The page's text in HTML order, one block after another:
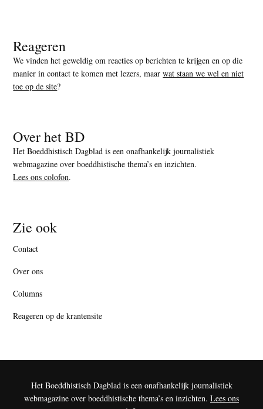
Reageren
We vinden het geweldig om reacties op berichten te krijgen en op die
manier in contact te komen met lezers, maarwat staan we wel en niet
toe op de site?
Over het BD
Het Boeddhistisch Dagblad is een onafhankelijk journalistiek
webmagazine over boeddhistische thema’s en inzichten.
Lees ons colofon.
Zie ook
Contact
Over ons
Columns
Reageren op de krantensite
Het Boeddhistisch Dagblad is een onafhankelijk journalistiek
webmagazine over boeddhistische thema’s en inzichten. Lees ons